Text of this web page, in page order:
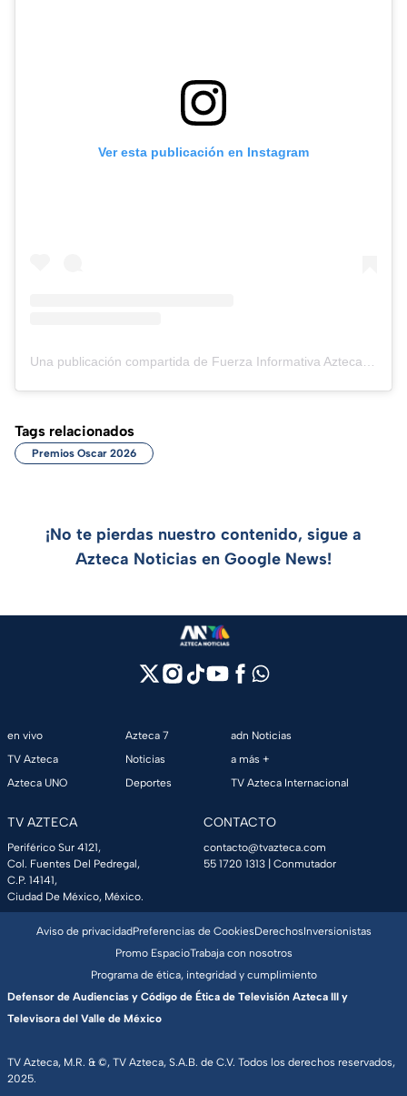
Ver esta publicación en Instagram
Una publicación compartida de Fuerza Informativa Azteca (@aztecanoticias)
Tags relacionados
Premios Oscar 2026
¡No te pierdas nuestro contenido, sigue a
Azteca Noticias en Google News!
en vivo
TV Azteca
Azteca UNO
Azteca 7
Noticias
Deportes
adn Noticias
a más +
TV Azteca Internacional
TV AZTECA
Periférico Sur 4121,
Col. Fuentes Del Pedregal,
C.P. 14141,
Ciudad De México, México.
CONTACTO
contacto@tvazteca.com
55 1720 1313 | Conmutador
TV Azteca, M.R. & ©, TV Azteca, S.A.B. de C.V. Todos los derechos reservados,
2025.
Aviso de privacidadPreferencias de CookiesDerechosInversionistas
Promo EspacioTrabaja con nosotros
Programa de ética, integridad y cumplimiento
Defensor de Audiencias y Código de Ética de Televisión Azteca III y
Televisora del Valle de México